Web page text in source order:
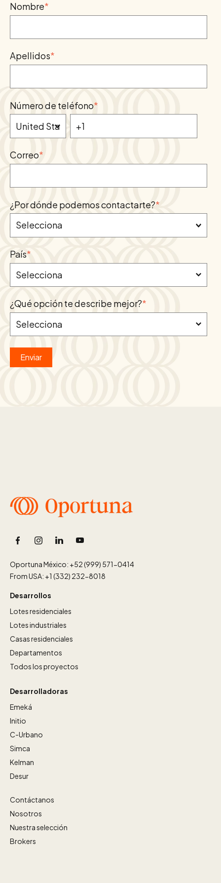
Nombre*
Apellidos*
Número de teléfono*
Correo*
¿Por dónde podemos contactarte?*
País*
¿Qué opción te describe mejor?*
Oportuna México: +52 (999) 571-0414
From USA: +1 (332) 232-8018
Desarrollos
Lotes residenciales
Lotes industriales
Casas residenciales
Departamentos
Todos los proyectos
Desarrolladoras
Emeká
Initio
C-Urbano
Simca
Kelman
Desur
Contáctanos
Nosotros
Nuestra selección
Brokers